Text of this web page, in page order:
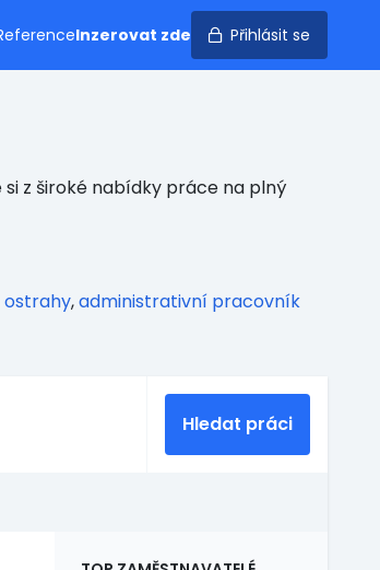
Inzerovat zde Přihlásit se
z široké nabídky práce na plný
,administrativní pracovník
Hledat práci